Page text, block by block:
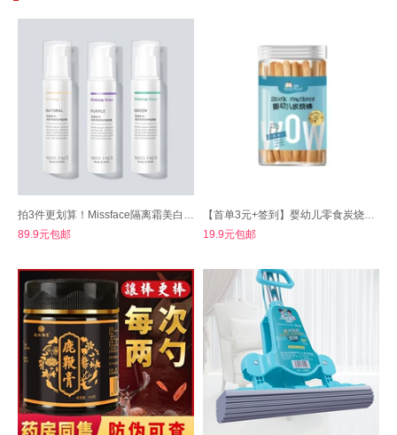
拍3件更划算！Missface隔离霜美白保湿
89.9元包邮
【首单3元+签到】婴幼儿零食炭烧棒磨牙饼干
19.9元包邮